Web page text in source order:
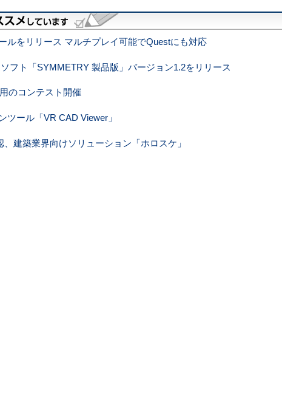
ルをリリース マルチプレイ可能でQuestにも対応
フト「SYMMETRY 製品版」バージョン1.2をリリース
のコンテスト開催
ツール「VR CAD Viewer」
建築業界向けソリューション「ホロスケ」